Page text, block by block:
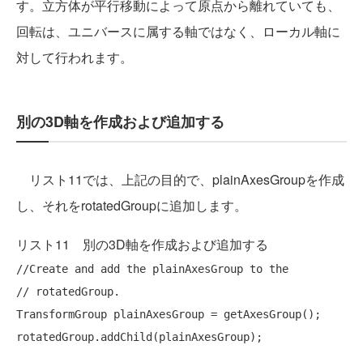
す。立方体が平行移動によって原点から離れていても、
回転は、ユニバースに属する軸ではなく、ローカル軸に
対して行われます。
別の3D軸を作成および追加する
リスト11では、上記の目的で、plainAxesGroupを作成
し、それをrotatedGroupに追加します。
リスト11 別の3D軸を作成および追加する
//Create and add the plainAxesGroup to the
// rotatedGroup.
TransformGroup plainAxesGroup = getAxesGroup();